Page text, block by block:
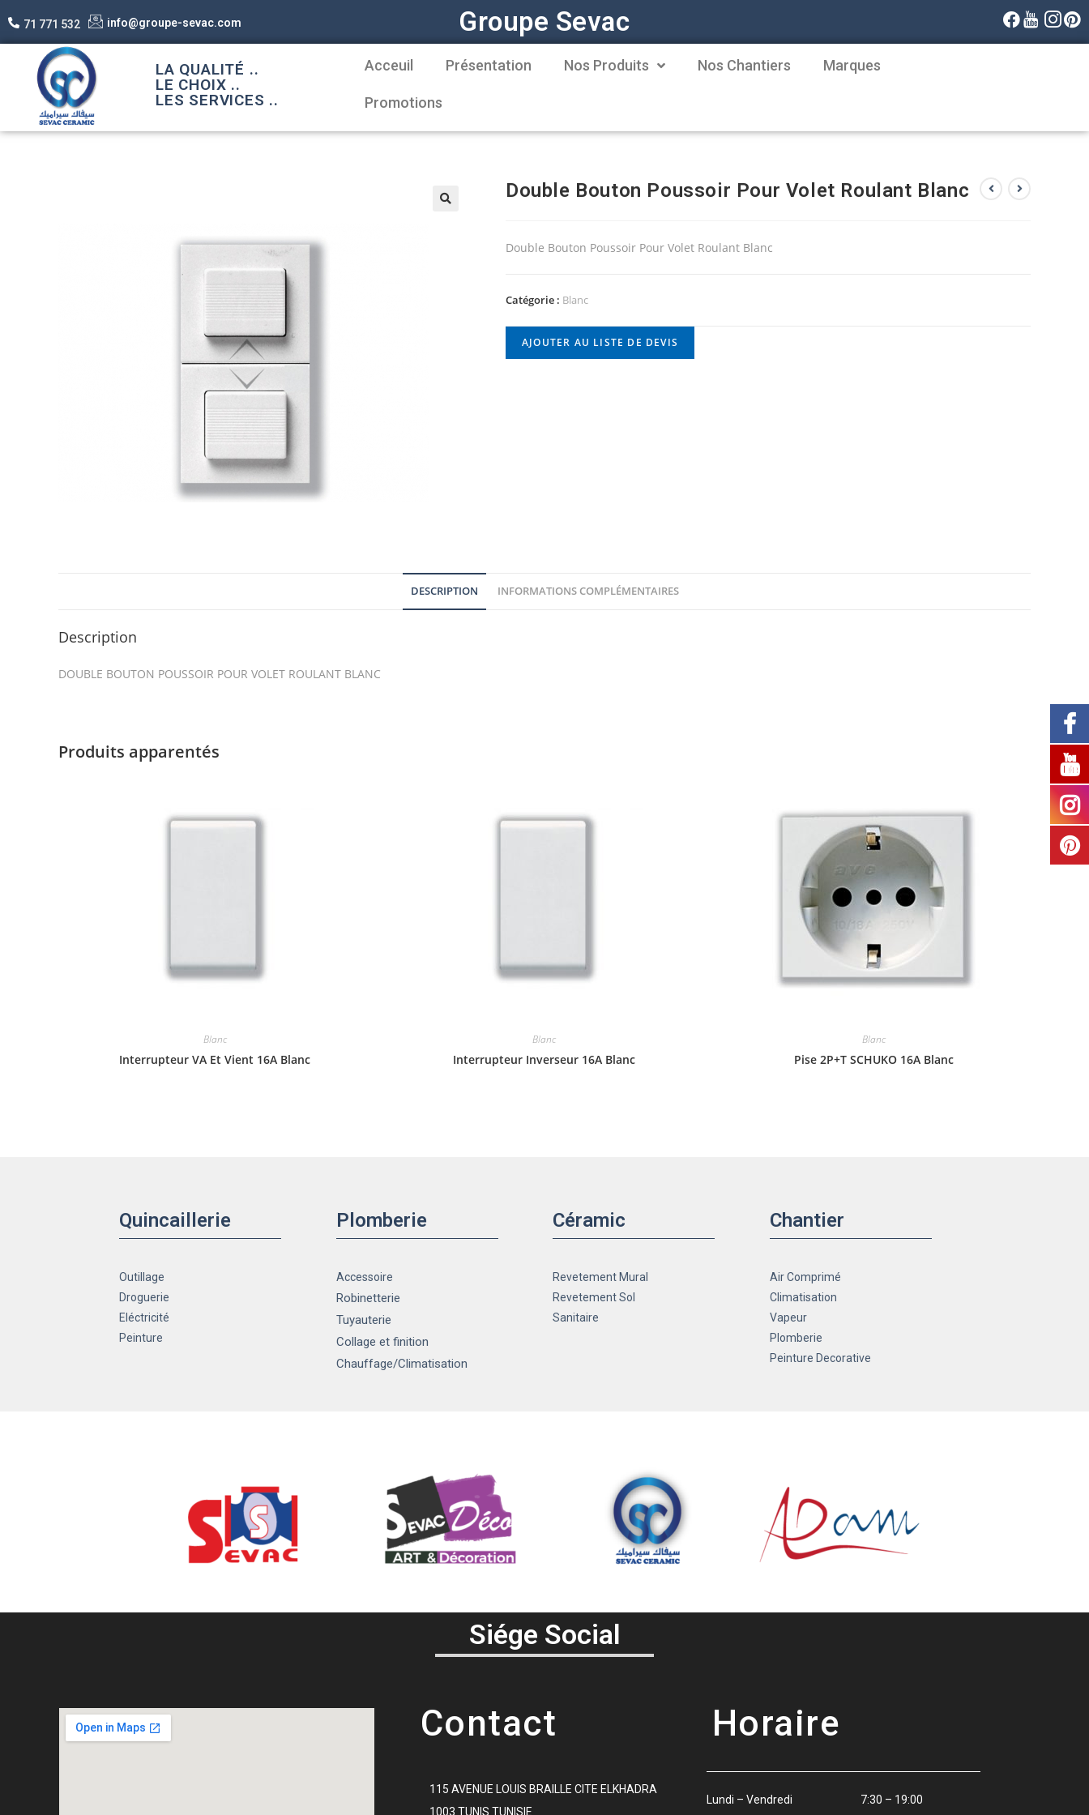
71 771 532 info@groupe-sevac.com Groupe Sevac
LA QUALITÉ ..
LE CHOIX ..
LES SERVICES ..
Acceuil Présentation Nos Produits Nos Chantiers Marques
Promotions
Double Bouton Poussoir Pour Volet Roulant Blanc
Double Bouton Poussoir Pour Volet Roulant Blanc
Catégorie : Blanc
AJOUTER AU LISTE DE DEVIS
DESCRIPTION INFORMATIONS COMPLÉMENTAIRES
Description
DOUBLE BOUTON POUSSOIR POUR VOLET ROULANT BLANC
Produits apparentés
Blanc
Interrupteur VA Et Vient 16A Blanc
Blanc
Interrupteur Inverseur 16A Blanc
Blanc
Pise 2P+T SCHUKO 16A Blanc
Quincaillerie
Outillage
Droguerie
Eléctricité
Peinture
Plomberie
Accessoire
Robinetterie
Tuyauterie
Collage et finition
Chauffage/Climatisation
Céramic
Revetement Mural
Revetement Sol
Sanitaire
Chantier
Air Comprimé
Climatisation
Vapeur
Plomberie
Peinture Decorative
Siége Social
Contact
115 AVENUE LOUIS BRAILLE CITE ELKHADRA
1003 TUNIS TUNISIE
Horaire
Lundi – Vendredi 7:30 – 19:00